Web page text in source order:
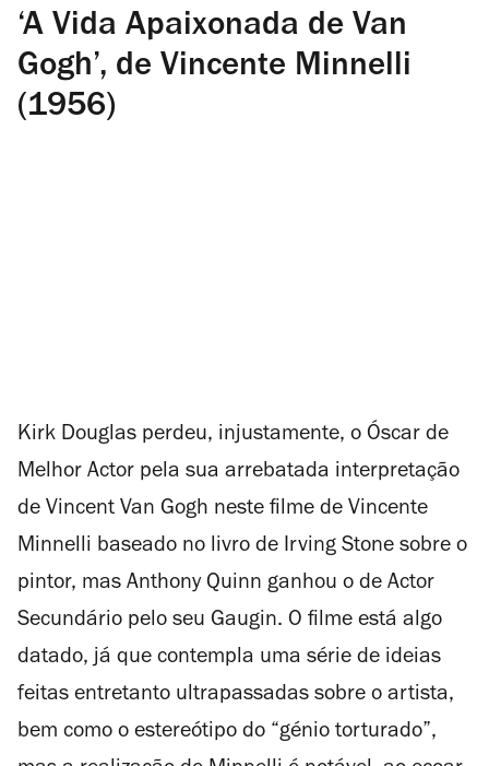
‘A Vida Apaixonada de Van
Gogh’, de Vincente Minnelli
(1956)
Kirk Douglas perdeu, injustamente, o Óscar de
Melhor Actor pela sua arrebatada interpretação
de Vincent Van Gogh neste filme de Vincente
Minnelli baseado no livro de Irving Stone sobre o
pintor, mas Anthony Quinn ganhou o de Actor
Secundário pelo seu Gaugin. O filme está algo
datado, já que contempla uma série de ideias
feitas entretanto ultrapassadas sobre o artista,
bem como o estereótipo do “génio torturado”,